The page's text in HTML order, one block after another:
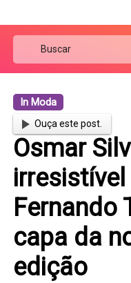
In Moda
Ouça este post.
Osmar
Fernando
capa da
edição